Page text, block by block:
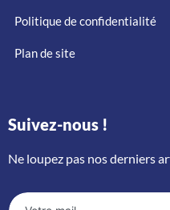
Politique de confidentialité
Plan de site
Suivez-nous !
Ne loupez pas nos derniers